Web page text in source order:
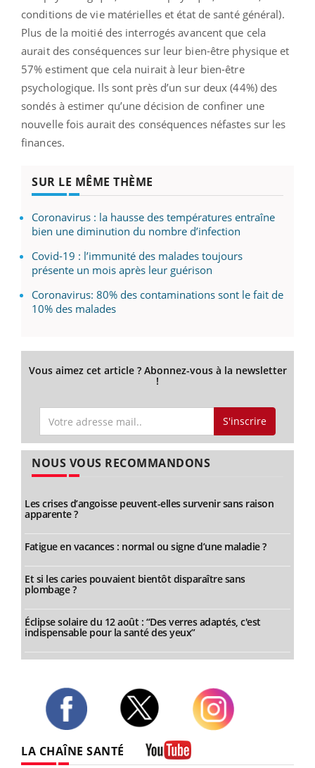
conditions de vie matérielles et état de santé général).
Plus de la moitié des interrogés avancent que cela
aurait des conséquences sur leur bien-être physique et
57% estiment que cela nuirait à leur bien-être
psychologique. Ils sont près d’un sur deux (44%) des
sondés à estimer qu’une décision de confiner une
nouvelle fois aurait des conséquences néfastes sur les
finances.
SUR LE MÊME THÈME
Coronavirus : la hausse des températures entraîne
bien une diminution du nombre d’infection
Covid-19 : l’immunité des malades toujours
présente un mois après leur guérison
Coronavirus: 80% des contaminations sont le fait de
10% des malades
Vous aimez cet article ? Abonnez-vous à la newsletter
!
S'inscrire
NOUS VOUS RECOMMANDONS
Les crises d’angoisse peuvent-elles survenir sans raison
apparente ?
Fatigue en vacances : normal ou signe d’une maladie ?
Et si les caries pouvaient bientôt disparaître sans
plombage ?
Éclipse solaire du 12 août : “Des verres adaptés, c'est
indispensable pour la santé des yeux”
LA CHAÎNE SANTÉ